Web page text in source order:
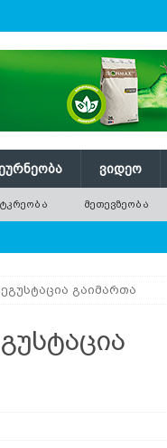
ᲕᲘᲓᲔᲝ
ᲛᲔᲗᲔᲕᲖᲔᲝᲑᲐ
გაიმართა